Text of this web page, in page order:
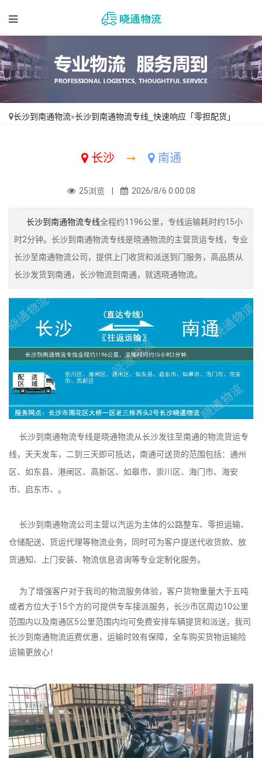
长沙到南通物流»长沙到南通物流专线_快速响应「零担配货」
长沙 ➙ 南通
25浏览 | 2026/8/6 0:00:08
长沙到南通物流专线全程约1196公里，专线运输耗时约15小
时2分钟。长沙到南通物流专线是晓通物流的主营货运专线，专业
长沙至南通物流公司，提供上门收货和派送到门服务，高品质从
长沙发货到南通，长沙物流到南通，就选晓通物流。
长沙到南通物流专线是晓通物流从长沙发往至南通的物流货运专
线，天天发车，二到三天即可抵达，南通可送货的范围包括：通州
区、如东县、港闸区、高新区、如皋市、崇川区、海门市、海安
市、启东市、。
长沙到南通物流公司主营以汽运为主体的公路整车、零担运输、
仓储配送、货运代理等物流业务，同时可为客户提送代收货款、放
货通知、上门安装、物流信息咨询等专业定制化服务。
为了增强客户对于我司的物流服务体验，客户货物重量大于五吨
或者方位大于15个方的可提供专车接派服务，长沙市区周边10公里
范围内以及南通区5公里范围内均可免费安排车辆提货和派送，我司
长沙到南通物流运费优惠，运输时效有保障，全车购买货物运输险
运输更放心！